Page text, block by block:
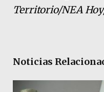
Territorio/NEA
Noticias